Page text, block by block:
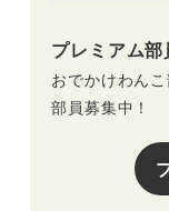
プレミアム部
おでかけわん
部員募集中！